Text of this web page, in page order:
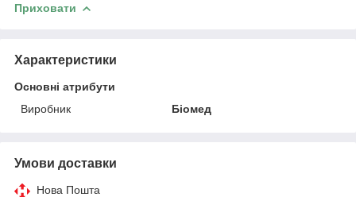
Приховати
Характеристики
Основні атрибути
Виробник
Біомед
Умови доставки
Нова Пошта